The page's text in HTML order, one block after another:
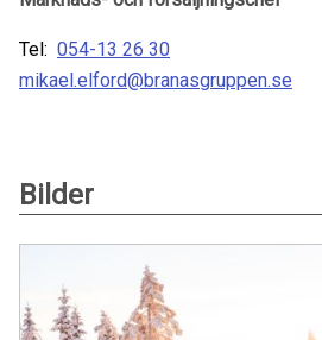
Tel: 054-13 26 30
mikael.elford@branasgruppen.se
Bilder